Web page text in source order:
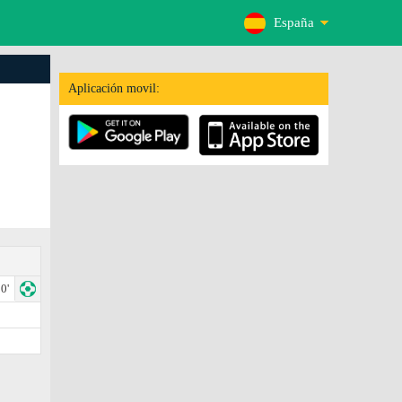
España
Aplicación movil: